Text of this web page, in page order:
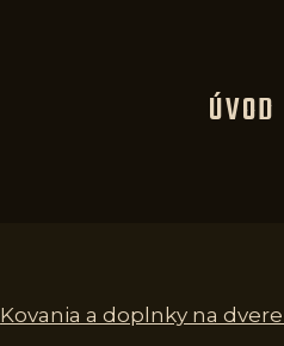
ÚVOD
Kovania a doplnky na